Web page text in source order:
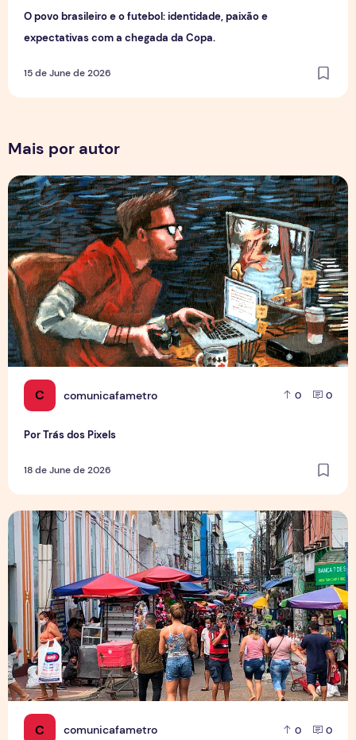
O povo brasileiro e o futebol: identidade, paixão e
expectativas com a chegada da Copa.
15 de June de 2026
Mais por autor
C comunicafametro 0 0
Por Trás dos Pixels
18 de June de 2026
Por Trás dos Pixels
C comunicafametro 0 0
Copa aquece vendas em setores específicos, mas não